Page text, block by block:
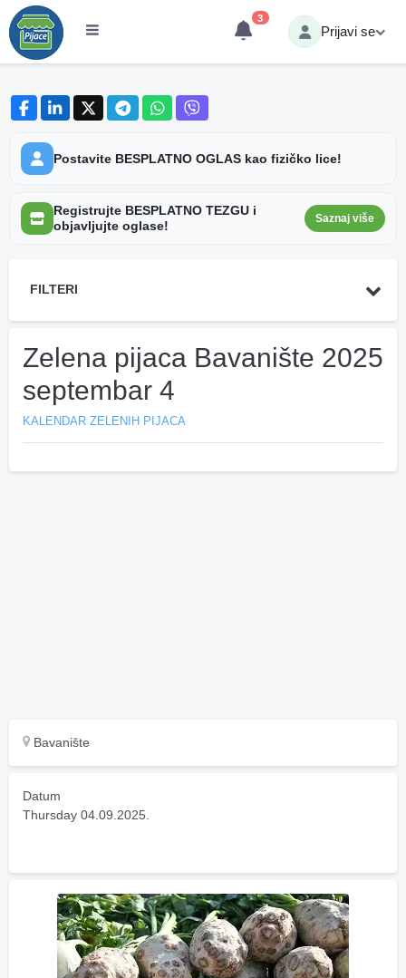
3
Prijavi se
Postavite BESPLATNO OGLAS kao fizičko lice!
Registrujte BESPLATNO TEZGU i
objavljujte oglase!
Saznaj više
FILTERI
Zelena pijaca Bavanište 2025
septembar 4
KALENDAR ZELENIH PIJACA
Bavanište
Datum
Thursday 04.09.2025.